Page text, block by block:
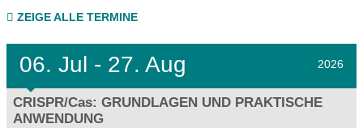
ZEIGE ALLE TERMINE
06. Jul - 27. Aug 2026
CRISPR/Cas: GRUNDLAGEN UND PRAKTISCHE
ANWENDUNG